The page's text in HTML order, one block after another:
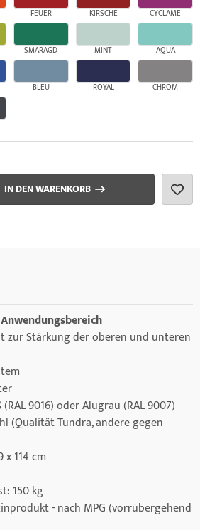
FEUER KIRSCHE CYCLAME
SMARAGD MINT AQUA
BLEU ROYAL CHROM
IN DEN WARENKORB
zur Stärkung der oberen und unteren
9016) oder Alugrau (RAL 9007)
(Qualität Tundra, andere gegen
x 114 cm
150 kg
- nach MPG (vorrübergehend